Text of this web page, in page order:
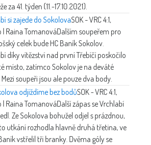
za 41. týden (11.-17.10.2021).
si zajede do SokolovaSOK - VRC 4:1,
| Raina TomanováDalším soupeřem pro
celek bude HC Baník Sokolov.
díky vítězství nad první Třebíčí poskočilo
místo, zatímco Sokolov je na deváté
soupeři jsou ale pouze dva body.
odjíždíme bez bodůSOK - VRC 4:1,
| Raina TomanováDalší zápas se Vrchlabí
Ze Sokolova bohužel odjel s prázdnou,
utkání rozhodla hlavně druhá třetina, ve
vstřelil tři branky. Dvěma góly se